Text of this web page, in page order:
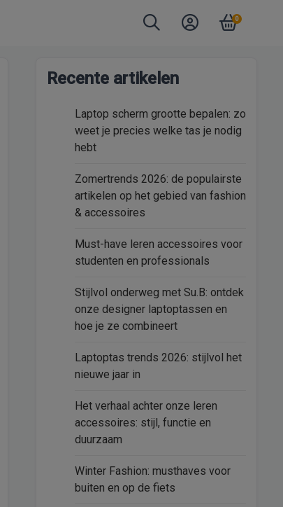
0
Recente artikelen
Laptop scherm grootte bepalen: zo
weet je precies welke tas je nodig
hebt
Zomertrends 2026: de populairste
artikelen op het gebied van fashion
& accessoires
Must-have leren accessoires voor
studenten en professionals
Stijlvol onderweg met Su.B: ontdek
onze designer laptoptassen en
hoe je ze combineert
Laptoptas trends 2026: stijlvol het
nieuwe jaar in
Het verhaal achter onze leren
accessoires: stijl, functie en
duurzaam
Winter Fashion: musthaves voor
buiten en op de fiets